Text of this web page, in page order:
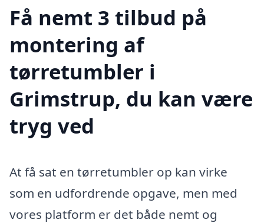
Få nemt 3 tilbud på
montering af
tørretumbler i
Grimstrup, du kan være
tryg ved
At få sat en tørretumbler op kan virke
som en udfordrende opgave, men med
vores platform er det både nemt og